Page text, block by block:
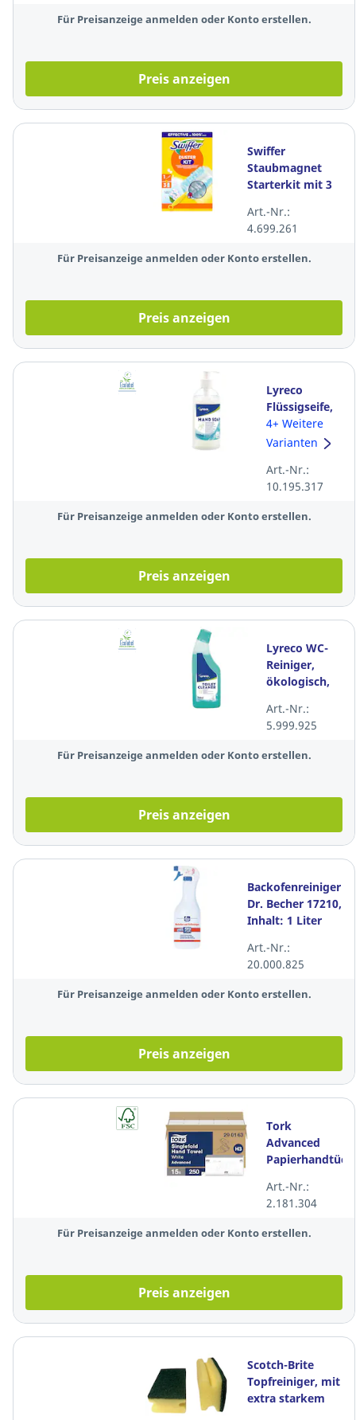
Für Preisanzeige anmelden oder Konto erstellen.
Preis anzeigen
Swiffer
Staubmagnet
Starterkit mit 3
Handgriff
Art.-Nr.:
4.699.261
Für Preisanzeige anmelden oder Konto erstellen.
Preis anzeigen
Lyreco
Flüssigseife,
leicht
parfümiert,
500ml
4+ Weitere
Varianten
Art.-Nr.:
10.195.317
Für Preisanzeige anmelden oder Konto erstellen.
Preis anzeigen
Lyreco WC-
Reiniger,
ökologisch,
Inhalt: 750ml
Art.-Nr.:
5.999.925
Für Preisanzeige anmelden oder Konto erstellen.
Preis anzeigen
Backofenreiniger
Dr. Becher 17210,
Inhalt: 1 Liter
Art.-Nr.:
20.000.825
Für Preisanzeige anmelden oder Konto erstellen.
Preis anzeigen
Tork
Advanced
(zick-zack)
weiß, 2-lagig,
3750 Tücher
Art.-Nr.:
2.181.304
Für Preisanzeige anmelden oder Konto erstellen.
Preis anzeigen
Scotch-Brite
Topfreiniger, mit
extra starkem